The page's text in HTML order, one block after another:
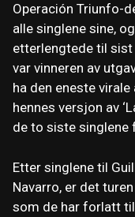
Operación Triunfo-
alle singlene sine,
etterlengtede til sist
var vinneren av
ha den eneste
hennes versjon av
de to siste singlene
Etter singlene til
Navarro, er det
som de har forlatt